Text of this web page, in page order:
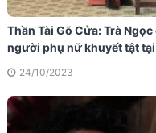
Thần Tài Gõ Cửa: Trà
người phụ nữ khuyết tật
24/10/2023